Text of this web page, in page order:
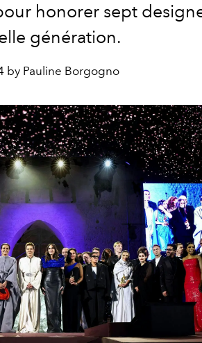
honorer sept
génération.
by Pauline Borgogno